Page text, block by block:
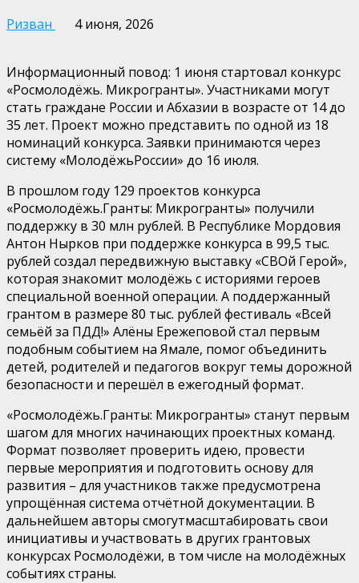
Ризван 4 июня, 2026
Информационный повод: 1 июня стартовал конкурс
«Росмолодёжь. Микрогранты». Участниками могут
стать граждане России и Абхазии в возрасте от 14 до
35 лет. Проект можно представить по одной из 18
номинаций конкурса. Заявки принимаются через
систему «МолодёжьРоссии» до 16 июля.
В прошлом году 129 проектов конкурса
«Росмолодёжь.Гранты: Микрогранты» получили
поддержку в 30 млн рублей. В Республике Мордовия
Антон Нырков при поддержке конкурса в 99,5 тыс.
рублей создал передвижную выставку «СВОй Герой»,
которая знакомит молодёжь с историями героев
специальной военной операции. А поддержанный
грантом в размере 80 тыс. рублей фестиваль «Всей
семьёй за ПДД!» Алёны Ережеповой стал первым
подобным событием на Ямале, помог объединить
детей, родителей и педагогов вокруг темы дорожной
безопасности и перешёл в ежегодный формат.
«Росмолодёжь.Гранты: Микрогранты» станут первым
шагом для многих начинающих проектных команд.
Формат позволяет проверить идею, провести
первые мероприятия и подготовить основу для
развития – для участников также предусмотрена
упрощённая система отчётной документации. В
дальнейшем авторы смогутмасштабировать свои
инициативы и участвовать в других грантовых
конкурсах Росмолодёжи, в том числе на молодёжных
событиях страны.